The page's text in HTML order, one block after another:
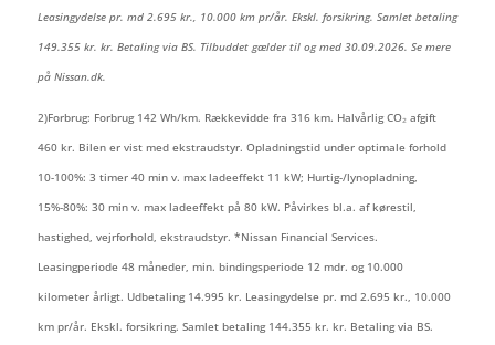
Leasingydelse pr. md 2.695 kr., 10.000 km pr/år. Ekskl. forsikring. Samlet betaling
149.355 kr. kr. Betaling via BS. Tilbuddet gælder til og med 30.09.2026. Se mere
på Nissan.dk.
2)Forbrug: Forbrug 142 Wh/km. Rækkevidde fra 316 km. Halvårlig CO₂ afgift
460 kr. Bilen er vist med ekstraudstyr. Opladningstid under optimale forhold
10-100%: 3 timer 40 min v. max ladeeffekt 11 kW; Hurtig-/lynopladning,
15%-80%: 30 min v. max ladeeffekt på 80 kW. Påvirkes bl.a. af kørestil,
hastighed, vejrforhold, ekstraudstyr. *Nissan Financial Services.
Leasingperiode 48 måneder, min. bindingsperiode 12 mdr. og 10.000
kilometer årligt. Udbetaling 14.995 kr. Leasingydelse pr. md 2.695 kr., 10.000
km pr/år. Ekskl. forsikring. Samlet betaling 144.355 kr. kr. Betaling via BS.